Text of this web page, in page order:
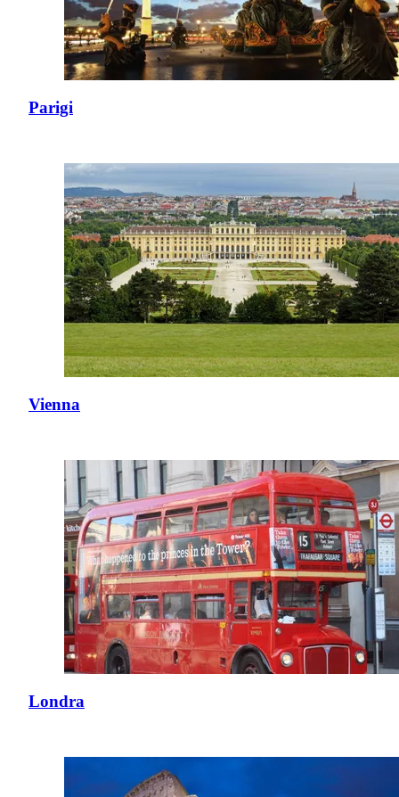
Parigi
Vienna
Londra